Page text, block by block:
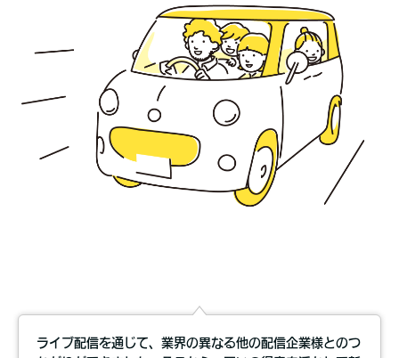
ライブ配信を通じて、業界の異なる他の配信企業様とのつ